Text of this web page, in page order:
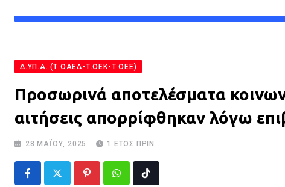
Δ.ΥΠ.Α. (Τ.ΟΑΕΔ-Τ.ΟΕΚ-Τ.ΟΕΕ)
Προσωρινά αποτελέσματα
αιτήσεις απορρίφθηκαν λόγω
28 ΜΑΪ́ΟΥ, 2025 1 ΈΤΟΣ ΠΡΙΝ
PinterestWhatsappTiktok